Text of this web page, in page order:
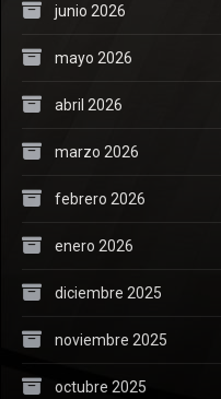
junio 2026
mayo 2026
abril 2026
marzo 2026
febrero 2026
enero 2026
diciembre 2025
noviembre 2025
octubre 2025